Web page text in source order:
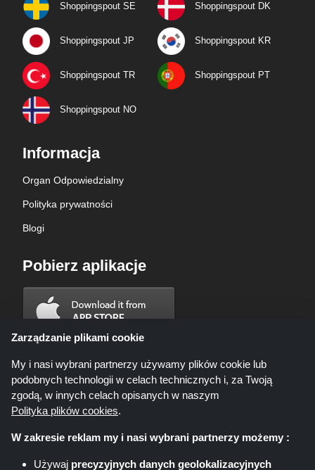
Shoppingspout SE Shoppingspout DK
Shoppingspout JP Shoppingspout KR
Shoppingspout TR Shoppingspout PT
Shoppingspout NO
Informacja
Organ Odpowiedzialny
Polityka prywatności
Blogi
Pobierz aplikacje
Zarządzanie plikami cookie
My i nasi wybrani partnerzy używamy plików cookie lub
podobnych technologii w celach technicznych i, za Twoją
zgodą, w innych celach opisanych w naszym
Polityka plików cookies.
W zakresie reklam my i nasi wybrani partnerzy możemy :
Używaj precyzyjnych danych geolokalizacyjnych